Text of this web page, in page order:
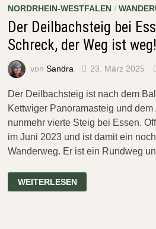
+
CAMPING“
IN
NORDRHEIN-WESTFALEN/
Der Deilbachsteig bei
Schreck, der Weg ist weg!
von Sandra 23. März 2025
Der Deilbachsteig ist nach dem
Kettwiger Panoramasteig und
nunmehr vierte Steig bei Essen.
im Juni 2023 und ist damit ein
Wanderweg. Er ist ein Rundweg
DER
DEILBACHSTEIG
WEITERLESEN